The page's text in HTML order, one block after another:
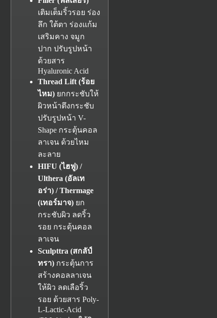
เติมเต็มริ้วรอย ร่อง
ลึก ใต้ตา ร่องแก้ม
เสริมคาง จมูก
ปาก ปรับรูปหน้า
ด้วยสาร
Hyaluronic Acid
Thread Lift (ร้อย
ไหม) ยกกระชับให้
ผิวหน้าตึงกระชับ
ปรับรูปหน้า V-
Shape กระตุ้นคอล
ลาเจน ด้วยไหม
ละลาย
HIFU (ไฮฟู) /
Ulthera (อัลเท
อร่า) / Thermage
(เทอร์มาจ) ยก
กระชับผิว ลดริ้ว
รอย กระตุ้นคอล
ลาเจน
Sculpttra (สกลัป์
ทรา) กระตุ้นการ
สร้างคอลลาเจน
ให้ผิว ลดเลือริ้ว
รอย ด้วยสาร Poly-
L-Lactic-Acid